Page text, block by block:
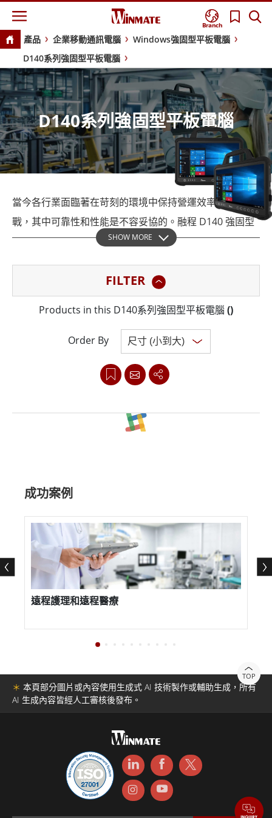
Branch
產品 企業移動通訊電腦
Windows強固型平板電腦
D140系列強固型平板電腦
D140系列強固型平板電腦
當今各行業面臨著在苛刻的環境中保持營運效率的嚴峻挑
戰，其中可靠性和性能是不容妥協的。融程 D140 強固型
平板電腦系列透過專為製造、物流、公用事業和現場服務
D140 強固型平板電腦配備支援手寫筆的 14 吋全高清觸控
螢幕、Intel® Core處理器和 IP65 級耐用性，提供在充滿
挑戰的條件下脫穎而出所需的可靠性和先進功能。
D140 強固型平板電腦具有多種應用，可提高不同工業場
景的生產力和效率。其可旋轉 I/O 門可無縫存取 USB 和
械快速整合。這款平板電腦的持久電池、可自訂的功能鍵
和精密手寫筆可優化 GIS 測繪、裝置監控和資料輸入等任
精確地滿足現代需求。
SHOW MORE
FILTER
Products in this D140系列強固型平板電腦 ()
Order By
成功案例
遠程護理和遠程醫療
TOP
＊ 本頁部分圖片或內容使用生成式 AI 技術製作或輔助生成，所有
AI 生成內容皆經人工審核後發布。